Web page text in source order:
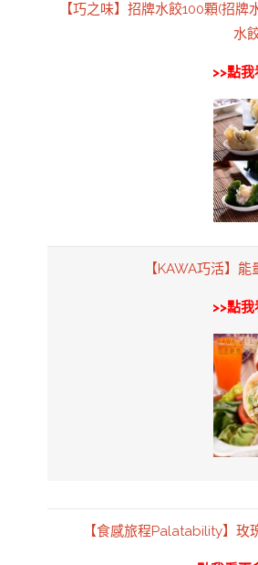
【巧之味】招牌水餃100顆(招
水
>>點
【KAWA巧活】
>>點
【食感旅程Palatability】